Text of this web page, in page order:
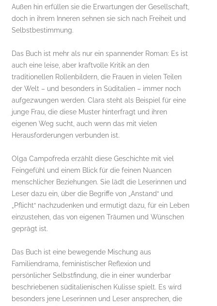
Außen hin erfüllen sie die Erwartungen der Gesellschaft,
doch in ihrem Inneren sehnen sie sich nach Freiheit und
Selbstbestimmung.
Das Buch ist mehr als nur ein spannender Roman: Es ist
auch eine leise, aber kraftvolle Kritik an den
traditionellen Rollenbildern, die Frauen in vielen Teilen
der Welt – und besonders in Süditalien – immer noch
aufgezwungen werden. Clara steht als Beispiel für eine
junge Frau, die diese Muster hinterfragt und ihren
eigenen Weg sucht, auch wenn das mit vielen
Herausforderungen verbunden ist.
Olga Campofreda erzählt diese Geschichte mit viel
Feingefühl und einem Blick für die feinen Nuancen
menschlicher Beziehungen. Sie lädt die Leserinnen und
Leser dazu ein, über die Begriffe von „Anstand“ und
„Pflicht“ nachzudenken und ermutigt dazu, für ein Leben
einzustehen, das von eigenen Träumen und Wünschen
geprägt ist.
Das Buch ist eine bewegende Mischung aus
Familiendrama, feministischer Reflexion und
persönlicher Selbstfindung, die in einer wunderbar
beschriebenen süditalienischen Kulisse spielt. Es wird
besonders jene Leserinnen und Leser ansprechen, die